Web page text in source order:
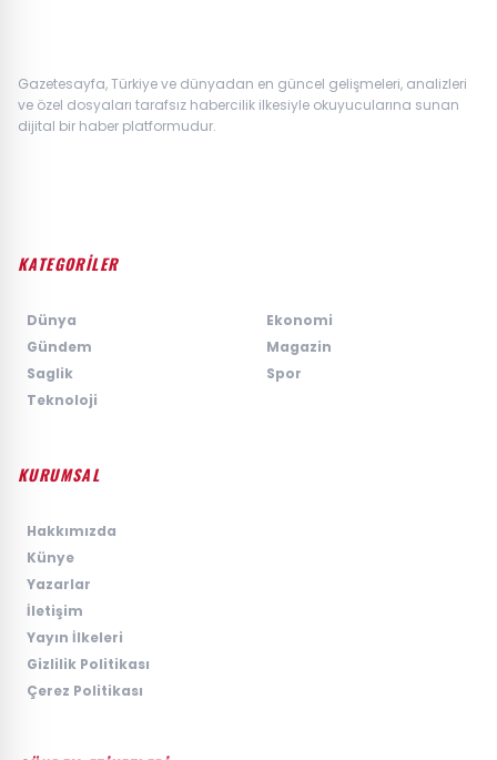
Gazetesayfa, Türkiye ve dünyadan en güncel gelişmeleri, analizleri
ve özel dosyaları tarafsız habercilik ilkesiyle okuyucularına sunan
dijital bir haber platformudur.
KATEGORİLER
Dünya
Ekonomi
Gündem
Magazin
Saglik
Spor
Teknoloji
KURUMSAL
Hakkımızda
Künye
Yazarlar
İletişim
Yayın İlkeleri
Gizlilik Politikası
Çerez Politikası